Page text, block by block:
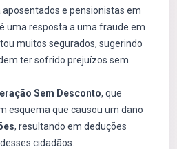
e pensionistas em
uma resposta a uma fraude em
muitos segurados, sugerindo
ter sofrido prejuízos sem
Sem Desconto, que
esquema que causou um dano
, resultando em deduções
cidadãos.